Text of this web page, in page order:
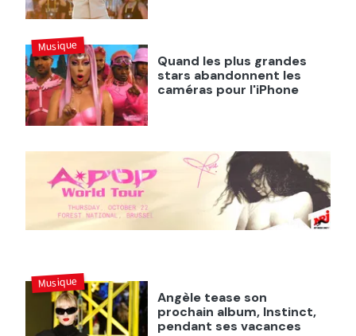
Quand les plus grandes
stars abandonnent les
caméras pour l'iPhone
Musique
Angèle tease son
prochain album, Instinct,
pendant ses vacances
Musique